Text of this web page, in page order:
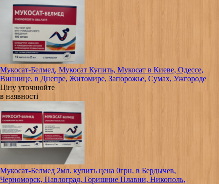
Мукосат-Белмед, Мукосат Купить, Мукосат в Киеве, Одессе,
Виннице, в Днепре, Житомире, Запорожье, Сумах, Ужгороде
Ціну уточнюйте
в наявності
Мукосат-Белмед 2мл. купить цена 0грн. в Бердычев,
Черноморск, Павлоград, Горишние Плавни, Никополь,